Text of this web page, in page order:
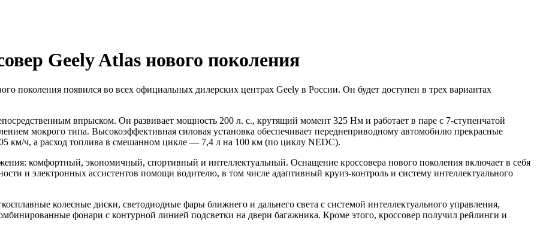
Geely Atlas нового поколения
поколения появился во всех официальных дилерских центрах Geely в России. Он будет доступен в трех вариантах
впрыском. Он развивает мощность 200 л. с., крутящий момент 325 Нм и работает в паре с 7-ступенчатой
мокрого типа. Высокоэффективная силовая установка обеспечивает переднеприводному автомобилю прекрасные
км/ч, а расход топлива в смешанном цикле — 7,4 л на 100 км (по циклу NEDC).
комфортный, экономичный, спортивный и интеллектуальный. Оснащение кроссовера нового поколения включает в себя
и электронных ассистентов помощи водителю, в том числе адаптивный круиз-контроль и систему интеллектуального
колесные диски, светодиодные фары ближнего и дальнего света с системой интеллектуального управления,
фонари с контурной линией подсветки на двери багажника. Кроме этого, кроссовер получил рейлинги и